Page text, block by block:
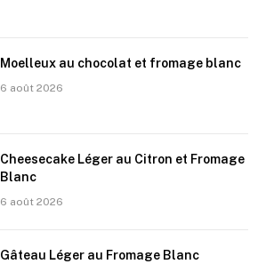
Moelleux au chocolat et fromage blanc
6 août 2026
Cheesecake Léger au Citron et Fromage
Blanc
6 août 2026
Gâteau Léger au Fromage Blanc